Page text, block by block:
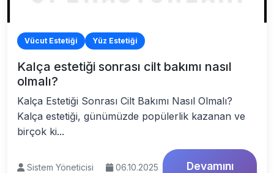
Vücut Estetiği Yüz Estetiği
Kalça estetiği sonrası cilt bakımı nasıl
olmalı?
Kalça Estetiği Sonrası Cilt Bakımı Nasıl Olmalı?
Kalça estetiği, günümüzde popülerlik kazanan ve
birçok ki...
Sistem Yöneticisi
06.10.2025
Devamını